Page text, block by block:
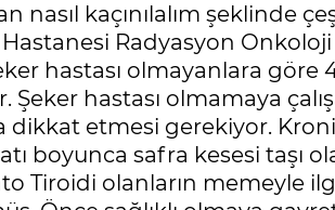
nasıl kaçınılalım şeklinde
Radyasyon Onkoloji
hastası olmayanlara göre
Şeker hastası olmamaya
dikkat etmesi gerekiyor.
boyunca safra kesesi taşı
Tiroidi olanların memeyle